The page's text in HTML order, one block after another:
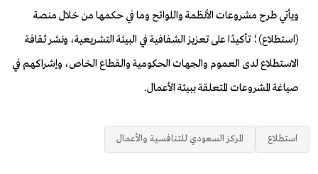
ويأتي طرح مشروعات الأنظمة واللوائح وما في حكمها من خلال منصة
(استطلاع)؛ تأكيدًا على تعزيز الشفافية في البيئة التشريعية، ونشر ثقافة
الاستطلاع لدى العموم والجهات الحكومية والقطاع الخاص، وإشراكهم في
صياغة المشروعات المتعلقة ببيئة الأعمال.
استطلاع المركز السعودي للتنافسية والأعمال